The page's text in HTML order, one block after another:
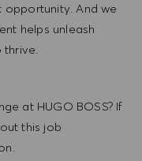
And we
helps unleash
at HUGO BOSS? If
this job